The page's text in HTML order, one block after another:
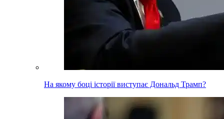
На якому боці історії виступає Дональд Трамп?